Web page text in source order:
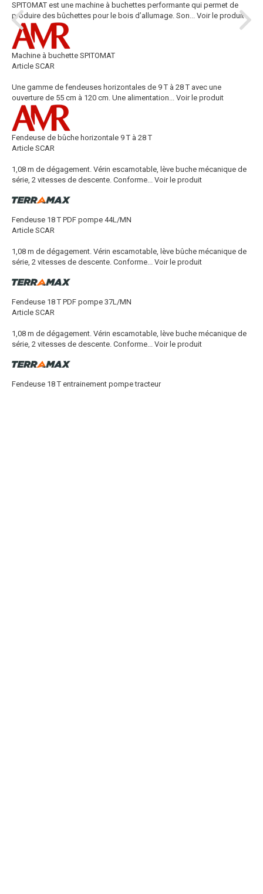
SPITOMAT est une machine à buchettes performante qui permet de
produire des bûchettes pour le bois d’allumage. Son... Voir le produit
Machine à buchette SPITOMAT
Article SCAR
Une gamme de fendeuses horizontales de 9 T à 28 T avec une
ouverture de 55 cm à 120 cm. Une alimentation... Voir le produit
Fendeuse de bûche horizontale 9 T à 28 T
Article SCAR
1,08 m de dégagement. Vérin escamotable, lève buche mécanique de
série, 2 vitesses de descente. Conforme... Voir le produit
Fendeuse 18 T PDF pompe 44L/MN
Article SCAR
1,08 m de dégagement. Vérin escamotable, lève bûche mécanique de
série, 2 vitesses de descente. Conforme... Voir le produit
Fendeuse 18 T PDF pompe 37L/MN
Article SCAR
1,08 m de dégagement. Vérin escamotable, lève buche mécanique de
série, 2 vitesses de descente. Conforme... Voir le produit
Fendeuse 18 T entrainement pompe tracteur